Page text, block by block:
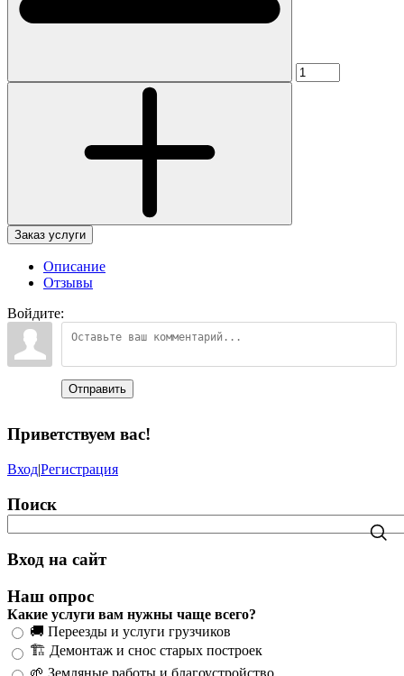
Заказ услуги
Описание
Отзывы
Войдите:
Отправить
Приветствуем вас!
Вход|Регистрация
Поиск
Вход на сайт
Наш опрос
Какие услуги вам нужны чаще всего?
🚚 Переезды и услуги грузчиков
🏗️ Демонтаж и снос старых построек